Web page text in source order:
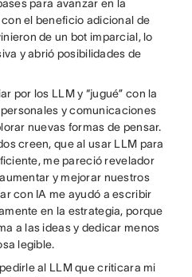
para avanzar en la
el beneficio adicional de
de un bot imparcial, lo
y abrió posibilidades de
por los LLM y “jugué” con la
y comunicaciones
nuevas formas de pensar.
creen, que al usar LLM para
me pareció revelador
y mejorar nuestros
con IA me ayudó a escribir
en la estrategia, porque
a las ideas y dedicar menos
legible.
al LLM que criticara mi